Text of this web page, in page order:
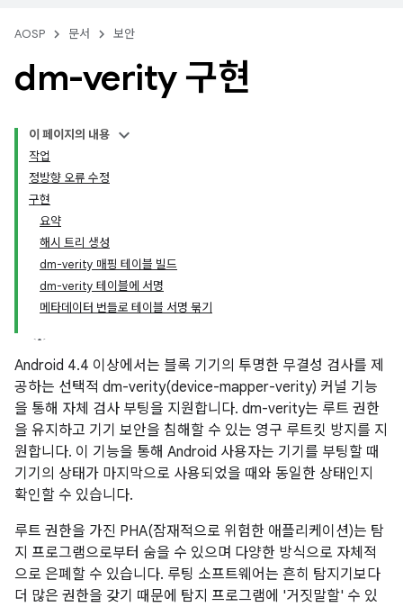
AOSP 문서 보안
dm-verity 구현
이 페이지의 내용
작업
정방향 오류 수정
구현
요약
해시 트리 생성
dm-verity 매핑 테이블 빌드
dm-verity 테이블에 서명
메타데이터 번들로 테이블 서명 묶기
Android 4.4 이상에서는 블록 기기의 투명한 무결성 검사를 제
공하는 선택적 dm-verity(device-mapper-verity) 커널 기능
을 통해 자체 검사 부팅을 지원합니다. dm-verity는 루트 권한
을 유지하고 기기 보안을 침해할 수 있는 영구 루트킷 방지를 지
원합니다. 이 기능을 통해 Android 사용자는 기기를 부팅할 때
기기의 상태가 마지막으로 사용되었을 때와 동일한 상태인지
확인할 수 있습니다.
루트 권한을 가진 PHA(잠재적으로 위험한 애플리케이션)는 탐
지 프로그램으로부터 숨을 수 있으며 다양한 방식으로 자체적
으로 은폐할 수 있습니다. 루팅 소프트웨어는 흔히 탐지기보다
더 많은 권한을 갖기 때문에 탐지 프로그램에 '거짓말할' 수 있